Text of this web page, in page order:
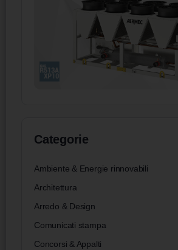
Categorie
Ambiente & Energie rinnovabili
Architettura
Arredo & Design
Comunicati stampa
Concorsi & Appalti